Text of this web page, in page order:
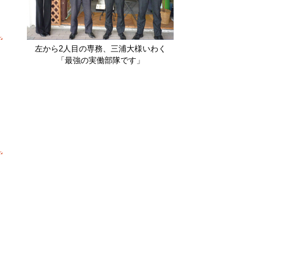
左から2人目の専務、三浦大様いわく
「最強の実働部隊です」